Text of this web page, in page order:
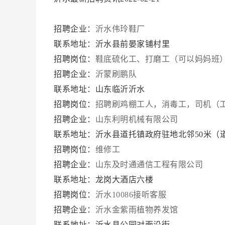
招聘企业： 沂水伟玲鞋厂
联系地址：沂水县前晏家铺村里
招聘岗位： 鞋底硫化工、打磨工（可以妈妈班）
招聘企业： 沂蒙刷鹏队
联系地址：山东临沂沂水
招聘岗位： 招聘刷鸡棚工人，消毒工，司机（
招聘企业： 山东利明机械有限公司
联系地址：沂水县道托镇政府驻地北邻50米（
招聘岗位： 维修工
招聘企业： 山东及时通通信工程有限公司
联系地址：龙岗大酒店六楼
招聘岗位： 沂水10086接听客服
招聘企业： 沂水金紫雨植物养发馆